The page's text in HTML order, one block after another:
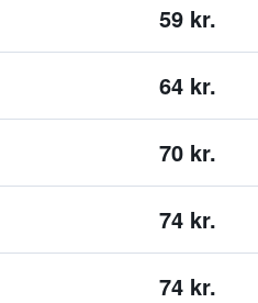
59 kr.
64 kr.
70 kr.
74 kr.
74 kr.